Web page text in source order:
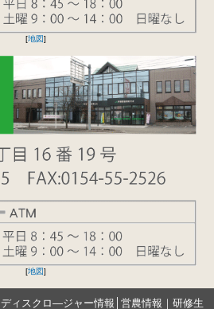
[地図]
[地図]
ディスクロ―ジャー情報 営農情報 ｜ 研修生